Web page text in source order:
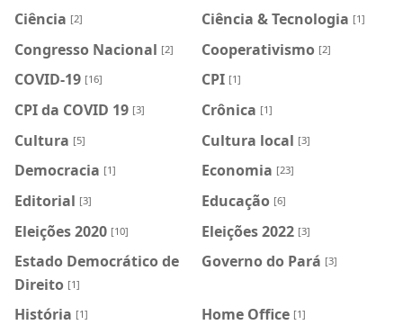
Ciência [2] Ciência & Tecnologia [1]
Congresso Nacional [2] Cooperativismo [2]
COVID-19 [16] CPI [1]
CPI da COVID 19 [3] Crônica [1]
Cultura [5] Cultura local [3]
Democracia [1] Economia [23]
Editorial [3] Educação [6]
Eleições 2020 [10] Eleições 2022 [3]
Estado Democrático de
Direito [1]
Governo do Pará [3]
História [1] Home Office [1]